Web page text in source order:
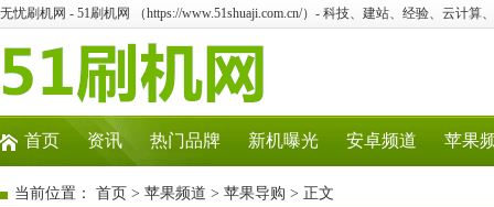
无忧刷机网 - 51刷机网 （https://www.51shuaji.com.cn/）- 科技、建站、经验、云计算
首页 资讯 热门品牌 新机曝光 安卓频道 苹果
当前位置： 首页 > 苹果频道 > 苹果导购 > 正文